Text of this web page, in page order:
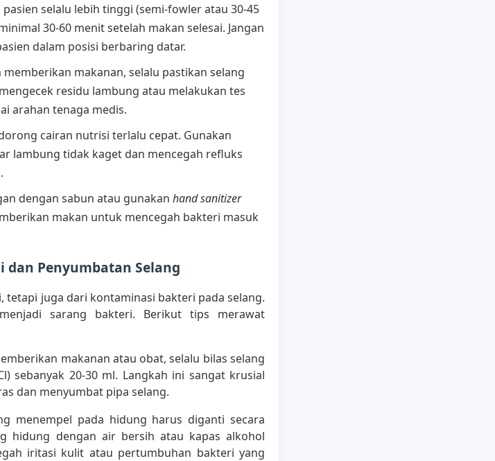
selalu lebih tinggi (semi-fowler atau 30-45
30-60 menit setelah makan selesai. Jangan
dalam posisi berbaring datar.
memberikan makanan, selalu pastikan selang
residu lambung atau melakukan tes
arahan tenaga medis.
cairan nutrisi terlalu cepat. Gunakan
lambung tidak kaget dan mencegah refluks
dengan sabun atau gunakan hand sanitizer
makan untuk mencegah bakteri masuk
dan Penyumbatan Selang
tetapi juga dari kontaminasi bakteri pada selang.
sarang bakteri. Berikut tips merawat
makanan atau obat, selalu bilas selang
sebanyak 20-30 ml. Langkah ini sangat krusial
dan menyumbat pipa selang.
menempel pada hidung harus diganti secara
hidung dengan air bersih atau kapas alkohol
iritasi kulit atau pertumbuhan bakteri yang